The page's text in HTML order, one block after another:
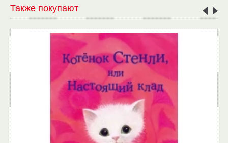
Также покупают